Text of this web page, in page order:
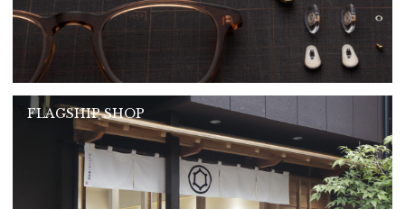
FLAGSHIP SHOP